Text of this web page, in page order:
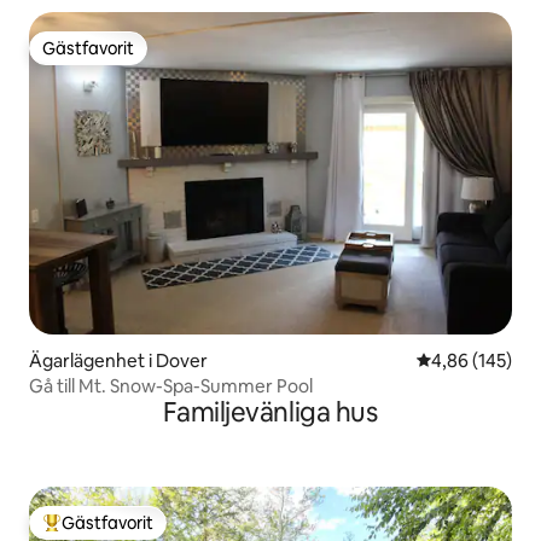
Gästfavorit
Gästfavorit
Ägarlägenhet i Dover 4,86 av 5 i
4,86 (145)
Gå till Mt. Snow-Spa-Summer Pool
Familjevänliga hus
Populär gästfavorit
Gästfavorit